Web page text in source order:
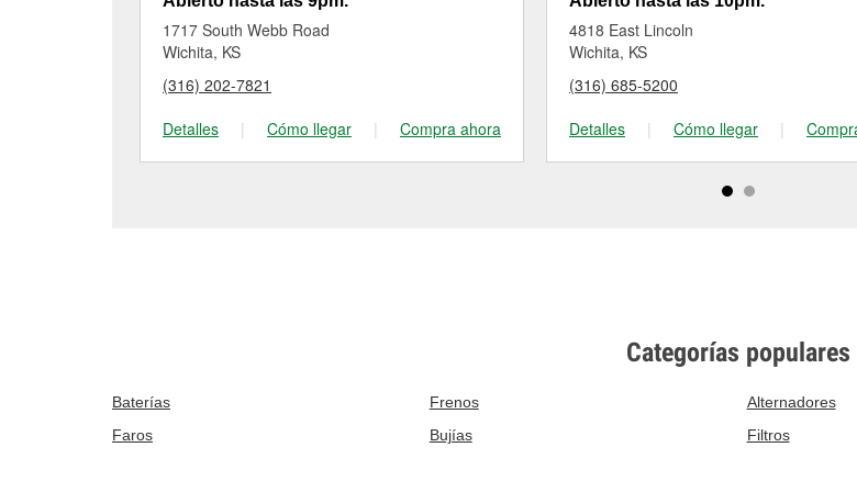
1717 South Webb Road
Wichita, KS
(316) 202-7821
Detalles
| Cómo llegar | Compra ahora
4818 East Lincoln
Wichita, KS
(316) 685-5200
Detalles
| Cómo llegar |
Categorías populares
Baterías Frenos Alternadores
Faros
Bujías Filtros